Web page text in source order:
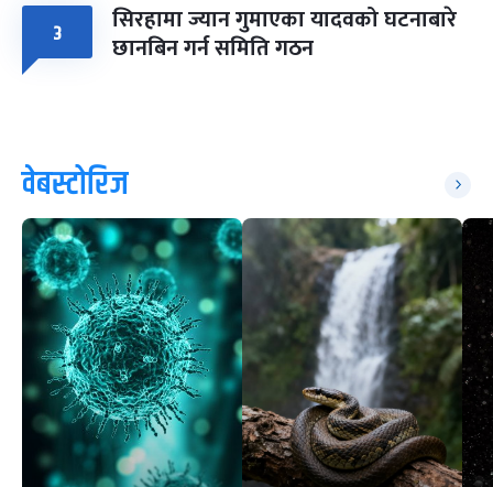
३ सिरहामा ज्यान गुमाएका यादवको घटनाबारे
छानबिन गर्न समिति गठन
वेबस्टोरिज